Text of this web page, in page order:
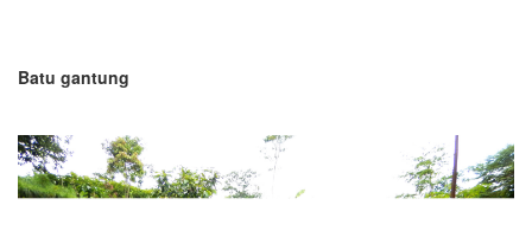
Batu gantung